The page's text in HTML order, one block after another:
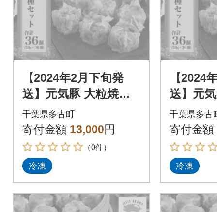
【2024年2月下旬発
送】元気豚 大粒焼売2
種セット(2種 合計36
個入)【シュウマイ】
千葉県多古町
寄付金額 13,000円
（0件）
冷凍
【2024
送】元
種セッ
個入)【
千葉県多古
寄付金額
冷凍